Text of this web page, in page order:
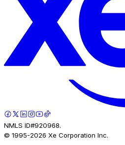
NMLS ID#920968.
© 1995-2026 Xe Corporation Inc.